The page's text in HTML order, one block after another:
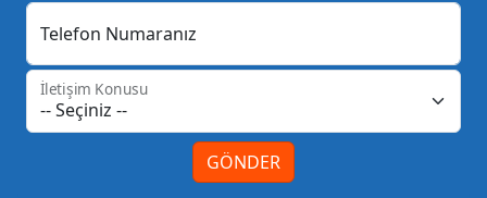
Telefon Numaranız
İletişim Konusu
GÖNDER